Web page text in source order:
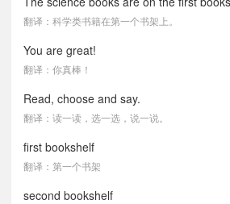
翻译：科学类书籍在第一个书架上。
You are great!
翻译：你真棒！
Read, choose and say.
翻译：读一读，选一选，说一说。
first bookshelf
翻译：第一个书架
second bookshelf